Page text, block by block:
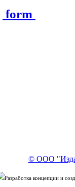
form
© ООО
Разработка концепции и